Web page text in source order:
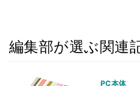
編集部が選ぶ関連
PC本体